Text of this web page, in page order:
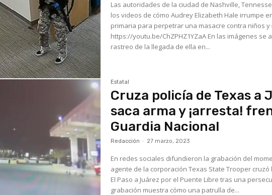
Las autoridades de la ciudad de Nashville,
los videos de cómo Audrey Elizabeth Hale irrumpe
primaria para perpetrar una masacre contra niños y
https://youtu.be/ChZPHZ1YZaA En las imágenes se aprecia el
rastreo de la llegada de ella en...
Estatal
Cruza policía de Texas a
saca arma y ¡arresta!
Guardia Nacional
Redacción - 27 marzo, 2023
En redes sociales difundieron la grabación del
agente de la corporación Texas State Trooper
El Paso a Juárez por el Puente Libre tras una
grabación muestra cómo una patrulla de...